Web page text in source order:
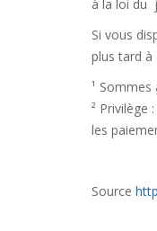
à la loi du
Si vous
plus tard à
¹
² Privilège
les
Source